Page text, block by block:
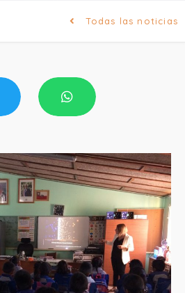
Todas las noticias